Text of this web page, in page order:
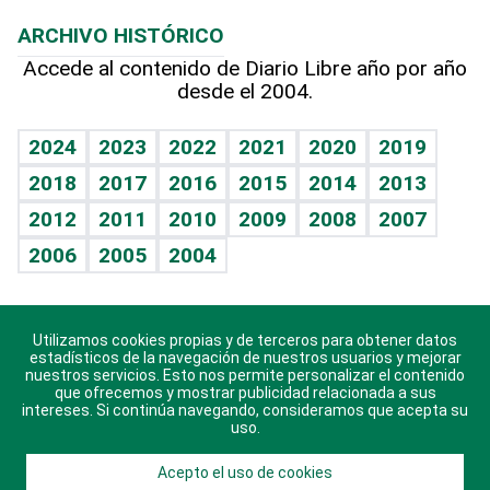
Hablando con el pediatra
Vida y familia
Eñe
Celebrando la vida
Sin complejos
En pocas palabras
Escuchando al corazón
Economía Personal
BRV
TBT Deportivo
Columnistas
Más firmas
Hecho en casa
Guía del dinero
Cumpleaños
Horóscopos
Juegos
ARCHIVO HISTÓRICO
Accede al contenido de Diario Libre año por año
desde el 2004.
2024 2023 2022 2021 2020
2019
2018
2017 2016 2015 2014
2013
2012
2011 2010 2009 2008
2007
2006
2005 2004
Descarga nuestras aplicaciones para Android, iOS y
sistema Huawei.
Utilizamos cookies propias y de terceros para obtener datos
estadísticos de la navegación de nuestros usuarios y mejorar
nuestros servicios. Esto nos permite personalizar el contenido
que ofrecemos y mostrar publicidad relacionada a sus
intereses. Si continúa navegando, consideramos que acepta su
uso.
Acepto el uso de cookies